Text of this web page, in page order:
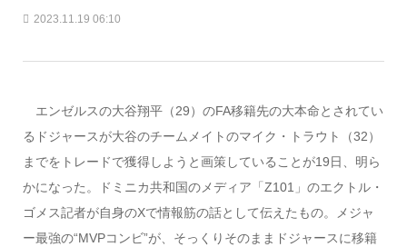
2023.11.19 06:10
エンゼルスの大谷翔平（29）のFA移籍先の大本命とされてい
るドジャースが大谷のチームメイトのマイク・トラウト（32）
までをトレードで獲得しようと画策していることが19日、明ら
かになった。ドミニカ共和国のメディア「Z101」のエクトル・
ゴメス記者が自身のXで情報筋の話として伝えたもの。メジャ
ー最強の“MVPコンビ”が、そっくりそのままドジャースに移籍